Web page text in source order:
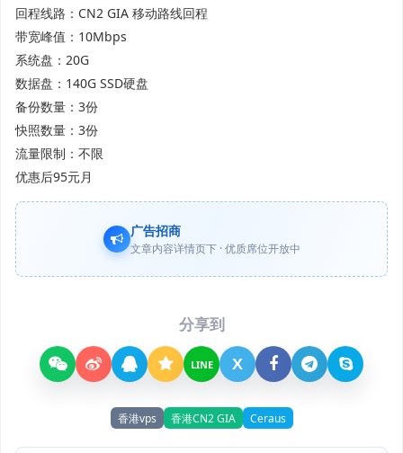
回程线路：CN2 GIA 移动路线回程
带宽峰值：10Mbps
系统盘：20G
数据盘：140G SSD硬盘
备份数量：3份
快照数量：3份
流量限制：不限
优惠后95元月
广告招商
文章内容详情页下 · 优质席位开放中
分享到
LINE X
香港vps 香港CN2 GIA Ceraus